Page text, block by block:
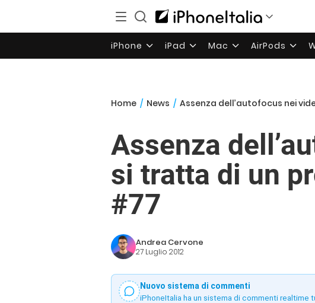
iPhone iPad Mac AirPods
Home / News / Assenza dell’autofocus nei
Assenza
si tratta di un
#77
Andrea Cervone
27 Luglio 2012
Nuovo sistema di commenti
iPhoneItalia ha un sistema di commenti